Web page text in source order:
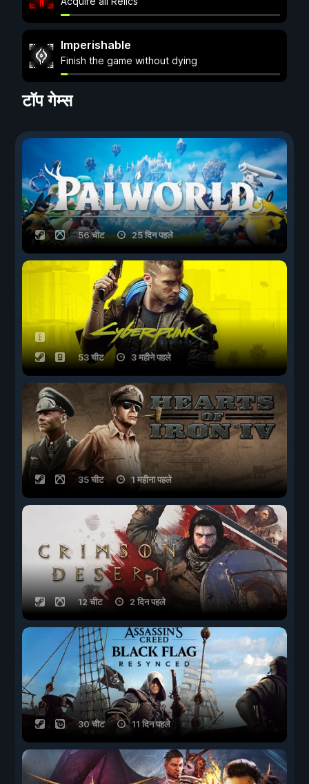
Imperishable
Finish the game without dying
टॉप गेम्स
56 चीट 25 दिन पहले
53 चीट 3 महीने पहले
35 चीट 1 महीना पहले
12 चीट 2 दिन पहले
30 चीट 11 दिन पहले